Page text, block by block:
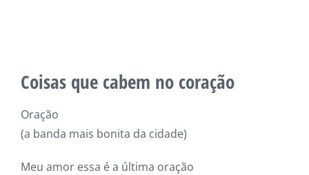
Coisas que cabem no coração
Oração
(a banda mais bonita da cidade)
Meu amor essa é a última oração